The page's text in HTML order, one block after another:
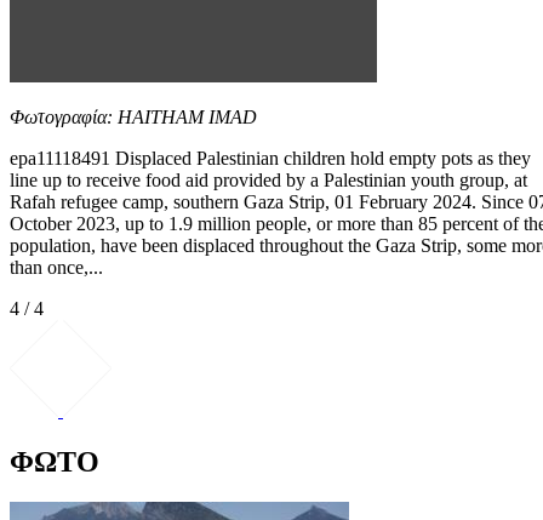
Φωτογραφία: HAITHAM IMAD
epa11118491 Displaced Palestinian children hold empty pots as they
line up to receive food aid provided by a Palestinian youth group, at
Rafah refugee camp, southern Gaza Strip, 01 February 2024. Since
October 2023, up to 1.9 million people, or more than 85 percent of
population, have been displaced throughout the Gaza Strip, some
than once,...
4 / 4
ΦΩΤΟ